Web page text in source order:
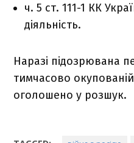
ч. 5 ст. 111-1 КК
діяльність.
Наразі підозрювана
тимчасово окупованій
оголошено у розшук.